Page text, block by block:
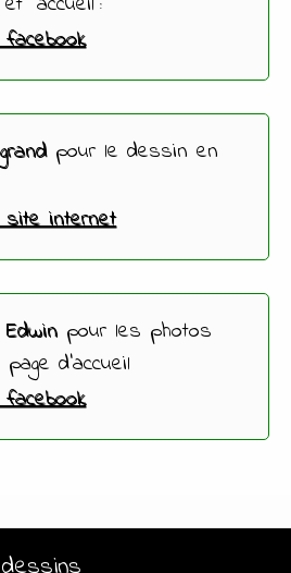
pour le dessin en
internet
pour les photos
d'accueil